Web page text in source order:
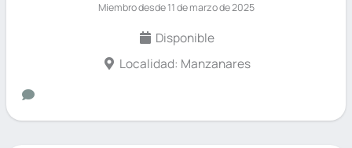
Miembro desde 11 de marzo de 2025
Disponible
Localidad: Manzanares